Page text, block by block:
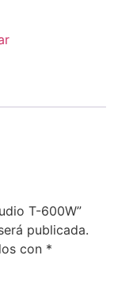
T-600W”
publicada.
con *